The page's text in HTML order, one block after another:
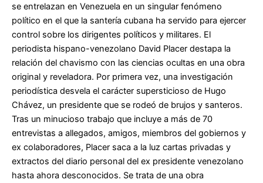
se entrelazan en Venezuela en un singular fenómeno
político en el que la santería cubana ha servido para ejercer
control sobre los dirigentes políticos y militares. El
periodista hispano-venezolano David Placer destapa la
relación del chavismo con las ciencias ocultas en una obra
original y reveladora. Por primera vez, una investigación
periodística desvela el carácter supersticioso de Hugo
Chávez, un presidente que se rodeó de brujos y santeros.
Tras un minucioso trabajo que incluye a más de 70
entrevistas a allegados, amigos, miembros del gobiernos y
ex colaboradores, Placer saca a la luz cartas privadas y
extractos del diario personal del ex presidente venezolano
hasta ahora desconocidos. Se trata de una obra